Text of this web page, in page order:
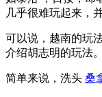
几乎很难玩起来，
可以说，越南的玩
介绍胡志明的玩法。
简单来说，洗头 桑